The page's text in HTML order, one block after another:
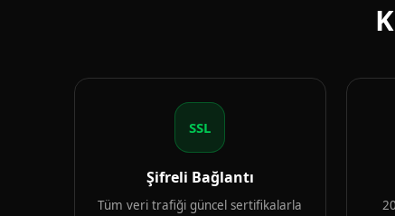
SSL
Şifreli Bağlantı
Tüm veri trafiği güncel sertifikalarla